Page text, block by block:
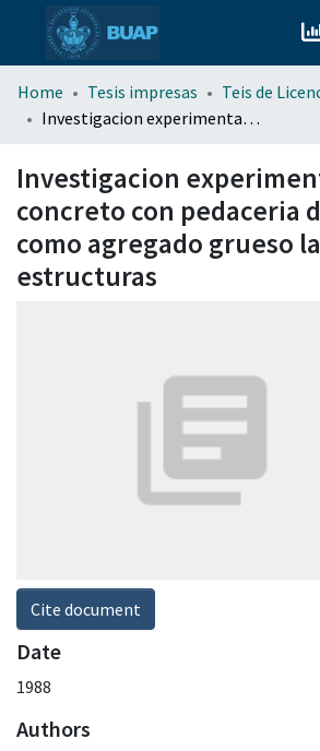
menu.section.about_menu
Home Tesis impresas
Teis de
Investigacion experimental del concreto con pedaceria de tabique como agregado grueso laboratorio de estructuras
Investigacion
concreto con pedaceria
como agregado grueso
estructuras
Cite document
Date
1988
Authors